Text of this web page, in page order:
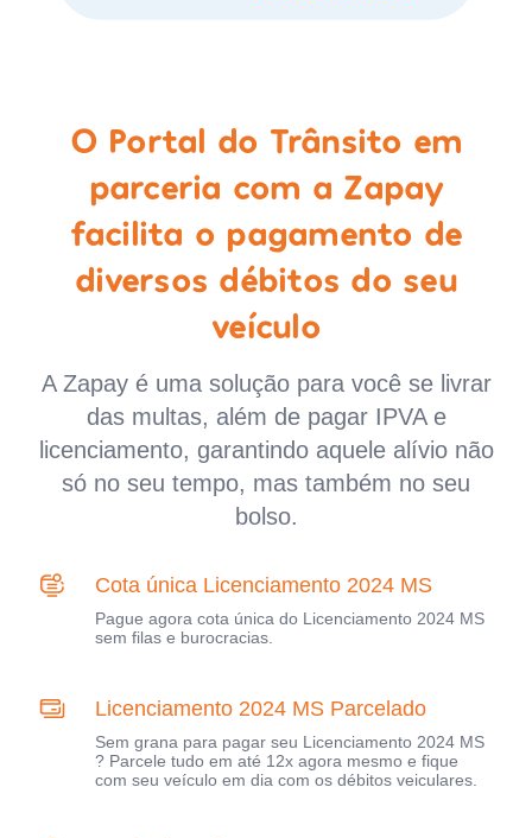
O Portal do Trânsito em
parceria com a Zapay
facilita o pagamento de
diversos débitos do seu
veículo
A Zapay é uma solução para você se livrar
das multas, além de pagar IPVA e
licenciamento, garantindo aquele alívio não
só no seu tempo, mas também no seu
bolso.
Cota única Licenciamento 2024 MS
Pague agora cota única do Licenciamento 2024 MS
sem filas e burocracias.
Licenciamento 2024 MS Parcelado
Sem grana para pagar seu Licenciamento 2024 MS
? Parcele tudo em até 12x agora mesmo e fique
com seu veículo em dia com os débitos veiculares.